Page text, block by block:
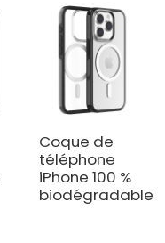
Coque de
téléphone
iPhone 100 %
biodégradable